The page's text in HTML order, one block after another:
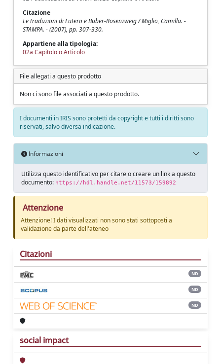
Citazione
Le traduzioni di Lutero e Buber-Rosenzweig / Miglio, Camilla. -
STAMPA. - (2007), pp. 307-330.
Appartiene alla tipologia:
02a Capitolo o Articolo
File allegati a questo prodotto
Non ci sono file associati a questo prodotto.
I documenti in IRIS sono protetti da copyright e tutti i diritti sono
riservati, salvo diversa indicazione.
Informazioni
Utilizza questo identificativo per citare o creare un link a questo
documento: https://hdl.handle.net/11573/159892
Attenzione
Attenzione! I dati visualizzati non sono stati sottoposti a
validazione da parte dell'ateneo
Citazioni
ND
ND
ND
social impact